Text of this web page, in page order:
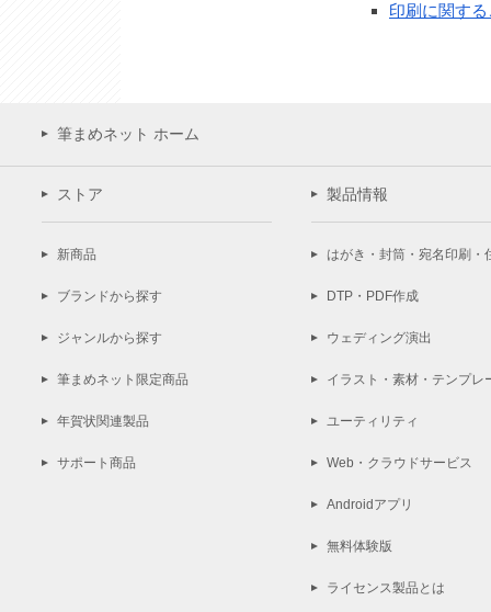
印刷に関す
筆まめネット ホーム
ストア
新商品
ブランドから探す
ジャンルから探す
筆まめネット限定商品
年賀状関連製品
サポート商品
製品情報
はがき・封筒・宛名印刷・
DTP・PDF作成
ウェディング演出
イラスト・素材・テンプレ
ユーティリティ
Web・クラウドサービス
Androidアプリ
無料体験版
ライセンス製品とは